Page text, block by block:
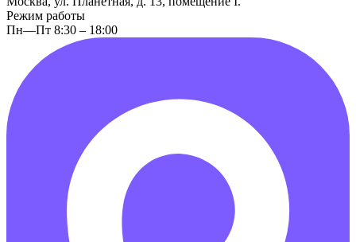
Режим работы
Пн—Пт 8:30 – 18:00